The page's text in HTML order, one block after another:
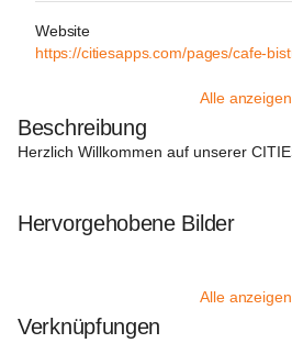
Website
https://citiesapps.com/pages/cafe-
Alle anzeigen
Beschreibung
Herzlich Willkommen auf unserer
Hervorgehobene Bilder
Alle anzeigen
Verknüpfungen